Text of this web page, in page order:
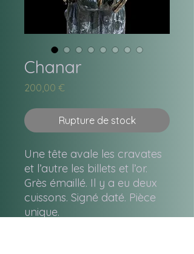
Chanar
200,00 €
Rupture de stock
Une tête avale les cravates
et l’autre les billets et l’or.
Grès émaillé. Il y a eu deux
cuissons. Signé daté. Pièce
unique.